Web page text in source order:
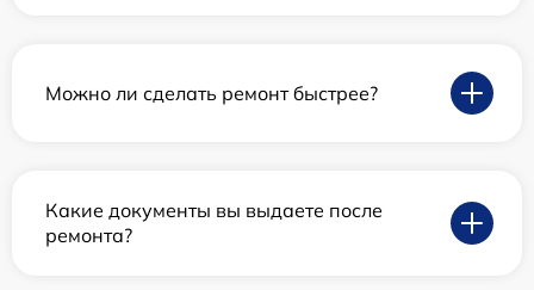
Можно ли сделать ремонт быстрее?
Какие документы вы выдаете после
ремонта?